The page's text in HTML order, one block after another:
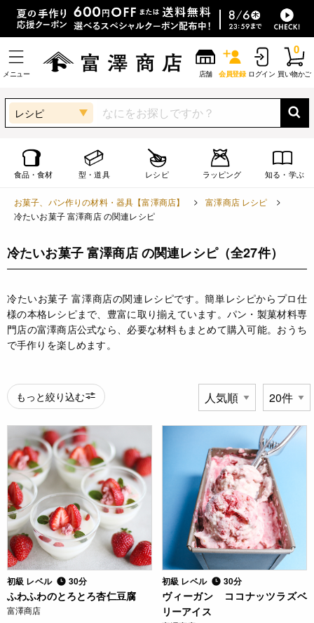
メニュー 店舗 会員登録 ログイン 買い物かご
0
レシピ
食品・食材 型・道具 レシピ ラッピング 知る・学ぶ
お菓子、パン作りの材料・器具【富澤商店】
富澤商店 レシピ
冷たいお菓子 富澤商店 の関連レシピ
冷たいお菓子 富澤商店 の関連レシピ（全27件）
冷たいお菓子 富澤商店の関連レシピです。簡単レシピからプロ仕
様の本格レシピまで、豊富に取り揃えています。パン・製菓材料専
門店の富澤商店公式なら、必要な材料もまとめて購入可能。おうち
で手作りを楽しめます。
もっと絞り込む
初級 レベル 30分
ふわふわのとろとろ杏仁豆腐
富澤商店
初級 レベル 30分
ヴィーガン ココナッツラズベ
リーアイス